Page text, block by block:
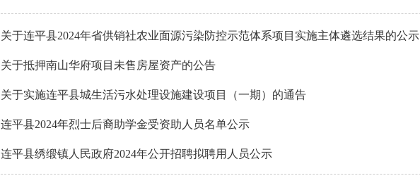
关于连平县2024年省供销社农业面源污染防控示范体系项目实施主体遴选结果的公示
关于抵押南山华府项目未售房屋资产的公告
关于实施连平县城生活污水处理设施建设项目（一期）的通告
连平县2024年烈士后裔助学金受资助人员名单公示
连平县绣缎镇人民政府2024年公开招聘拟聘用人员公示